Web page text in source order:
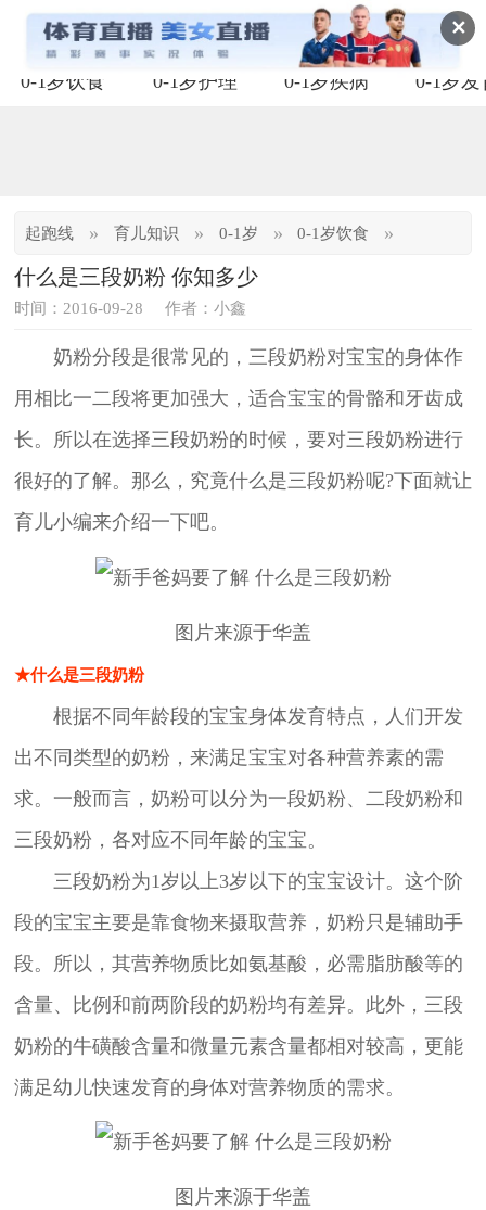
✕
0-1岁饮食 0-1岁护理 0-1岁疾病 0-1岁发
起跑线 » 育儿知识 » 0-1岁 » 0-1岁饮食 »
什么是三段奶粉 你知多少
时间：2016-09-28 作者：小鑫
奶粉分段是很常见的，三段奶粉对宝宝的身体作
用相比一二段将更加强大，适合宝宝的骨骼和牙齿成
长。所以在选择三段奶粉的时候，要对三段奶粉进行
很好的了解。那么，究竟什么是三段奶粉呢?下面就让
育儿小编来介绍一下吧。
图片来源于华盖
★什么是三段奶粉
根据不同年龄段的宝宝身体发育特点，人们开发
出不同类型的奶粉，来满足宝宝对各种营养素的需
求。一般而言，奶粉可以分为一段奶粉、二段奶粉和
三段奶粉，各对应不同年龄的宝宝。
三段奶粉为1岁以上3岁以下的宝宝设计。这个阶
段的宝宝主要是靠食物来摄取营养，奶粉只是辅助手
段。所以，其营养物质比如氨基酸，必需脂肪酸等的
含量、比例和前两阶段的奶粉均有差异。此外，三段
奶粉的牛磺酸含量和微量元素含量都相对较高，更能
满足幼儿快速发育的身体对营养物质的需求。
图片来源于华盖